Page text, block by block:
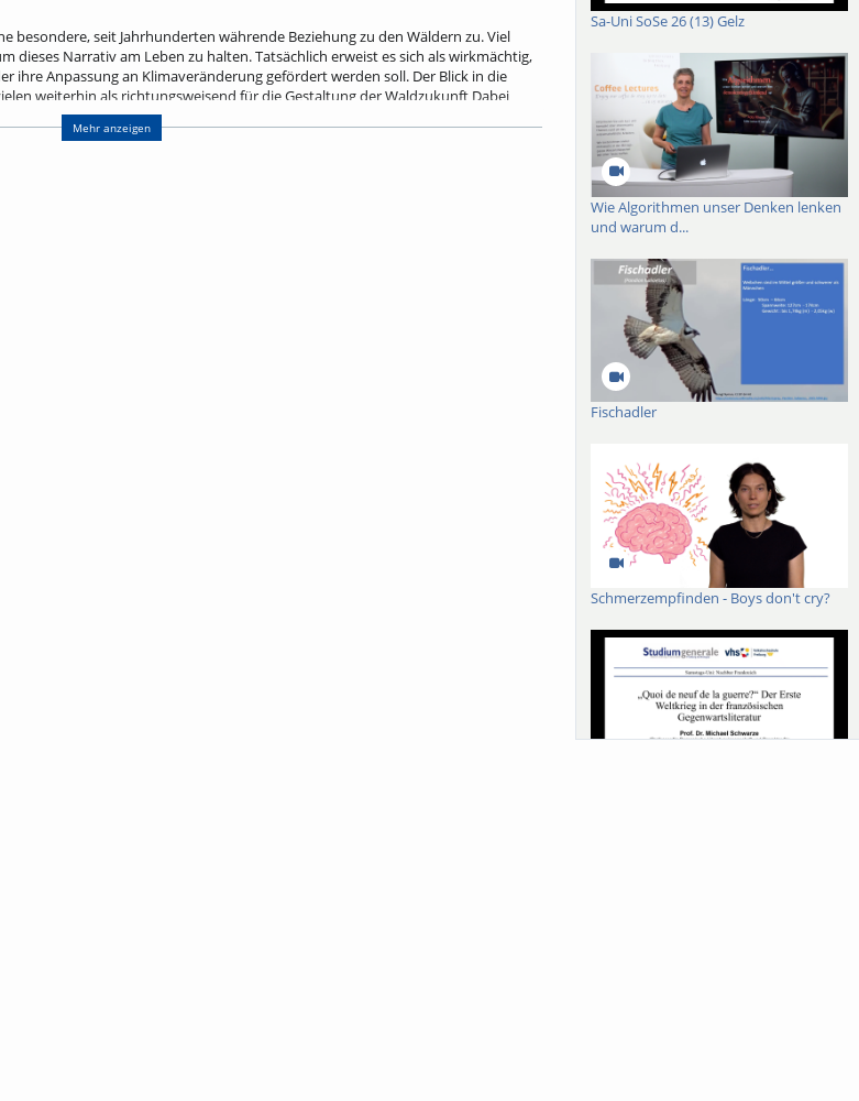
besondere, seit Jahrhunderten währende Beziehung zu den Wäldern zu. Viel
dieses Narrativ am Leben zu halten. Tatsächlich erweist es sich als wirkmächtig,
ihre Anpassung an Klimaveränderung gefördert werden soll. Der Blick in die
weiterhin als richtungsweisend für die Gestaltung der Waldzukunft Dabei
zunehmend als Hemmschuh − für einen effektiven Waldnaturschutz ebenso wie
Hintergrund spürt der Vortrag dem Nutzen und den Risiken nach, die mit
Mehr anzeigen
Sa-Uni SoSe 26 (13) Gelz
Wie Algorithmen unser Denken lenken
und warum d...
Fischadler
Schmerzempfinden - Boys don't cry?